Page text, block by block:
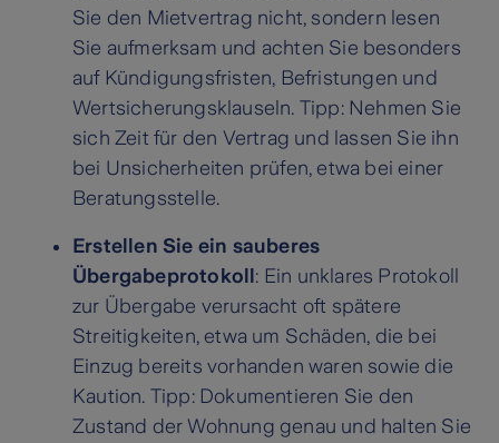
Sie den Mietvertrag nicht, sondern lesen
Sie aufmerksam und achten Sie besonders
auf Kündigungsfristen, Befristungen und
Wertsicherungsklauseln. Tipp: Nehmen Sie
sich Zeit für den Vertrag und lassen Sie ihn
bei Unsicherheiten prüfen, etwa bei einer
Beratungsstelle.
Erstellen Sie ein sauberes
Übergabeprotokoll: Ein unklares Protokoll
zur Übergabe verursacht oft spätere
Streitigkeiten, etwa um Schäden, die bei
Einzug bereits vorhanden waren sowie die
Kaution. Tipp: Dokumentieren Sie den
Zustand der Wohnung genau und halten Sie